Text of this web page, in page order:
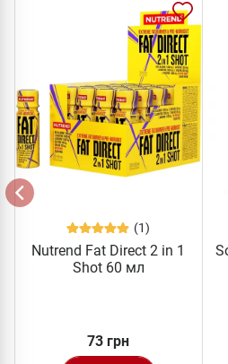
(1)
Nutrend Fat Direct 2 in 1
Shot 60 мл
73 грн